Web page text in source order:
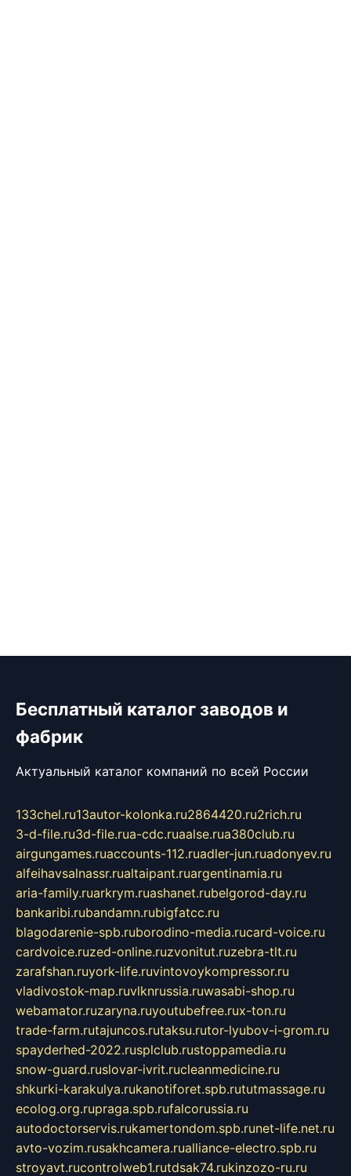
Бесплатный каталог заводов и
фабрик
Актуальный каталог компаний по всей России
133chel.ru13autor-kolonka.ru2864420.ru2rich.ru
3-d-file.ru3d-file.rua-cdc.ruaalse.rua380club.ru
airgungames.ruaccounts-112.ruadler-jun.ruadonyev.ru
alfeihavsalnassr.rualtaipant.ruargentinamia.ru
aria-family.ruarkrym.ruashanet.rubelgorod-day.ru
bankaribi.rubandamn.rubigfatcc.ru
blagodarenie-spb.ruborodino-media.rucard-voice.ru
cardvoice.ruzed-online.ruzvonitut.ruzebra-tlt.ru
zarafshan.ruyork-life.ruvintovoykompressor.ru
vladivostok-map.ruvlknrussia.ruwasabi-shop.ru
webamator.ruzaryna.ruyoutubefree.rux-ton.ru
trade-farm.rutajuncos.rutaksu.rutor-lyubov-i-grom.ru
spayderhed-2022.rusplclub.rustoppamedia.ru
snow-guard.ruslovar-ivrit.rucleanmedicine.ru
shkurki-karakulya.rukanotiforet.spb.rututmassage.ru
ecolog.org.rupraga.spb.rufalcorussia.ru
autodoctorservis.rukamertondom.spb.runet-life.net.ru
avto-vozim.rusakhcamera.rualliance-electro.spb.ru
stroyavt.rucontrolweb1.rutdsak74.rukinzozo-ru.ru